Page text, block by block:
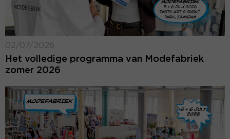
02/07/2026
Het volledige programma van Modefabriek
zomer 2026